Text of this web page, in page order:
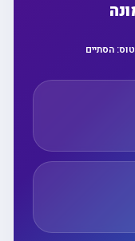
הסתיים